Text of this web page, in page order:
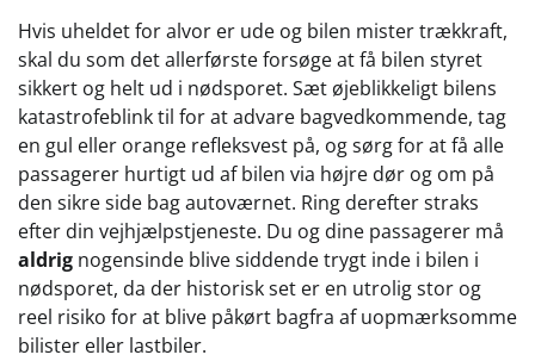
Hvis uheldet for alvor er ude og bilen mister trækkraft,
skal du som det allerførste forsøge at få bilen styret
sikkert og helt ud i nødsporet. Sæt øjeblikkeligt bilens
katastrofeblink til for at advare bagvedkommende, tag
en gul eller orange refleksvest på, og sørg for at få alle
passagerer hurtigt ud af bilen via højre dør og om på
den sikre side bag autoværnet. Ring derefter straks
efter din vejhjælpstjeneste. Du og dine passagerer må
aldrig nogensinde blive siddende trygt inde i bilen i
nødsporet, da der historisk set er en utrolig stor og
reel risiko for at blive påkørt bagfra af uopmærksomme
bilister eller lastbiler.